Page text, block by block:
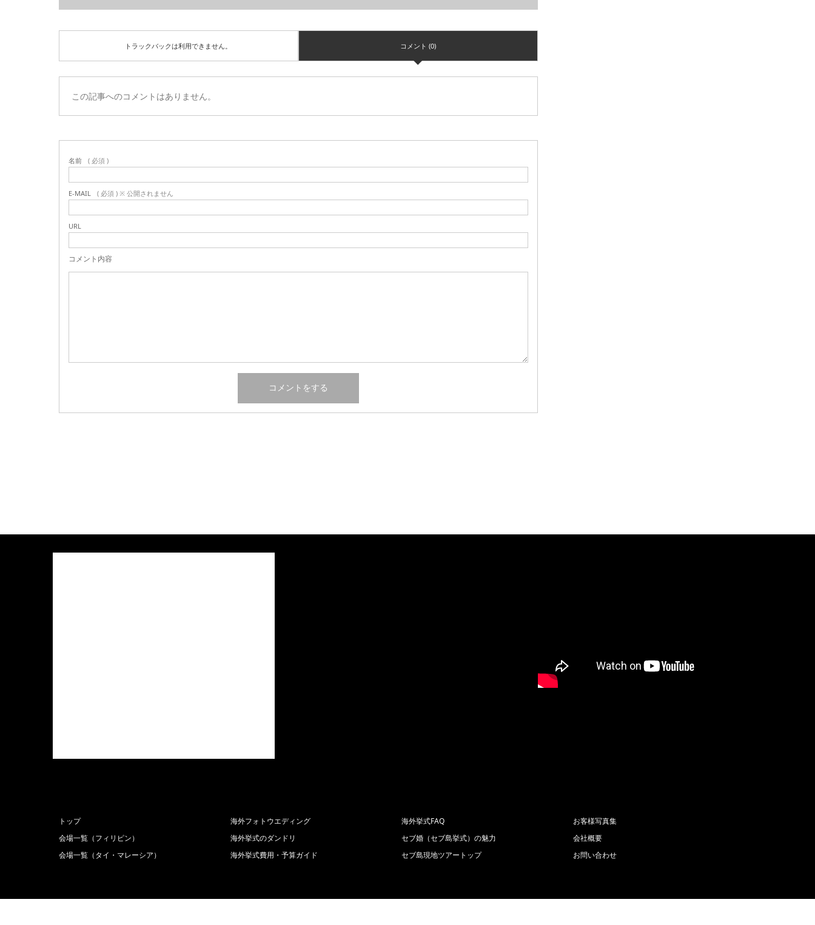
トラックバックは利用できません。 コメント (0)
この記事へのコメントはありません。
名前 ( 必須 )
E-MAIL ( 必須 ) ※ 公開されません
URL
コメント内容
トップ
会場一覧（フィリピン）
会場一覧（タイ・マレーシア）
海外フォトウエディング
海外挙式のダンドリ
海外挙式費用・予算ガイド
海外挙式FAQ
セブ婚（セブ島挙式）の魅力
セブ島現地ツアートップ
お客様写真集
会社概要
お問い合わせ